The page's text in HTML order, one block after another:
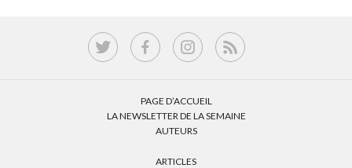
PAGE D’ACCUEIL
LA NEWSLETTER DE LA SEMAINE
AUTEURS
ARTICLES